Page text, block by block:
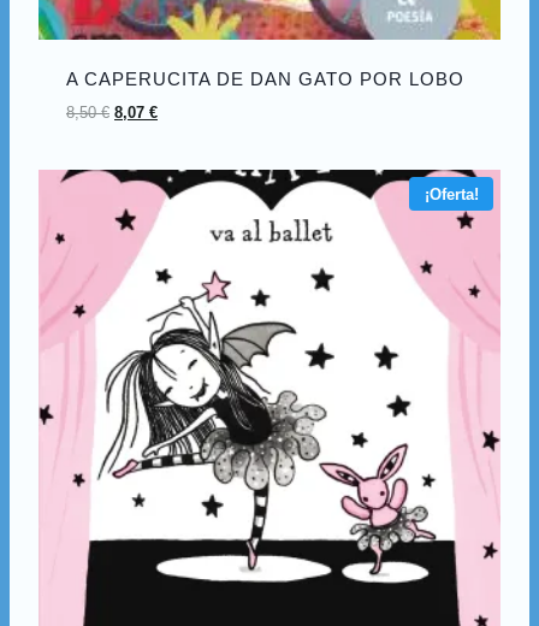
A CAPERUCITA DE DAN GATO POR LOBO
8,50€ 8,07€
¡Oferta!